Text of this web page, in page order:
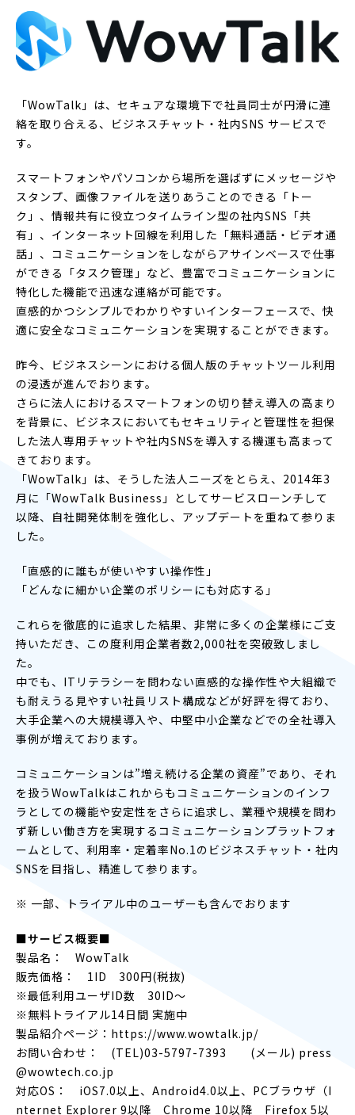
「WowTalk」は、セキュアな環境下で社員同士が円滑に連
絡を取り合える、ビジネスチャット・社内SNS サービスで
す。
スマートフォンやパソコンから場所を選ばずにメッセージや
スタンプ、画像ファイルを送りあうことのできる「トー
ク」、情報共有に役立つタイムライン型の社内SNS「共
有」、インターネット回線を利用した「無料通話・ビデオ通
話」、コミュニケーションをしながらアサインベースで仕事
ができる「タスク管理」など、豊富でコミュニケーションに
特化した機能で迅速な連絡が可能です。
直感的かつシンプルでわかりやすいインターフェースで、快
適に安全なコミュニケーションを実現することができます。
昨今、ビジネスシーンにおける個人版のチャットツール利用
の浸透が進んでおります。
さらに法人におけるスマートフォンの切り替え導入の高まり
を背景に、ビジネスにおいてもセキュリティと管理性を担保
した法人専用チャットや社内SNSを導入する機運も高まって
きております。
「WowTalk」は、そうした法人ニーズをとらえ、2014年3
月に「WowTalk Business」としてサービスローンチして
以降、自社開発体制を強化し、アップデートを重ねて参りま
した。
「直感的に誰もが使いやすい操作性」
「どんなに細かい企業のポリシーにも対応する」
これらを徹底的に追求した結果、非常に多くの企業様にご支
持いただき、この度利用企業者数2,000社を突破致しまし
た。
中でも、ITリテラシーを問わない直感的な操作性や大組織で
も耐えうる見やすい社員リスト構成などが好評を得ており、
大手企業への大規模導入や、中堅中小企業などでの全社導入
事例が増えております。
コミュニケーションは”増え続ける企業の資産”であり、それ
を扱うWowTalkはこれからもコミュニケーションのインフ
ラとしての機能や安定性をさらに追求し、業種や規模を問わ
ず新しい働き方を実現するコミュニケーションプラットフォ
ームとして、利用率・定着率No.1のビジネスチャット・社内
SNSを目指し、精進して参ります。
※ 一部、トライアル中のユーザーも含んでおります
■サービス概要■
製品名： WowTalk
販売価格： 1ID 300円(税抜)
※最低利用ユーザID数 30ID～
※無料トライアル14日間 実施中
製品紹介ページ：https://www.wowtalk.jp/
お問い合わせ： (TEL)03-5797-7393 (メール) press
@wowtech.co.jp
対応OS： iOS7.0以上、Android4.0以上、PCブラウザ（I
nternet Explorer 9以降 Chrome 10以降 Firefox 5以